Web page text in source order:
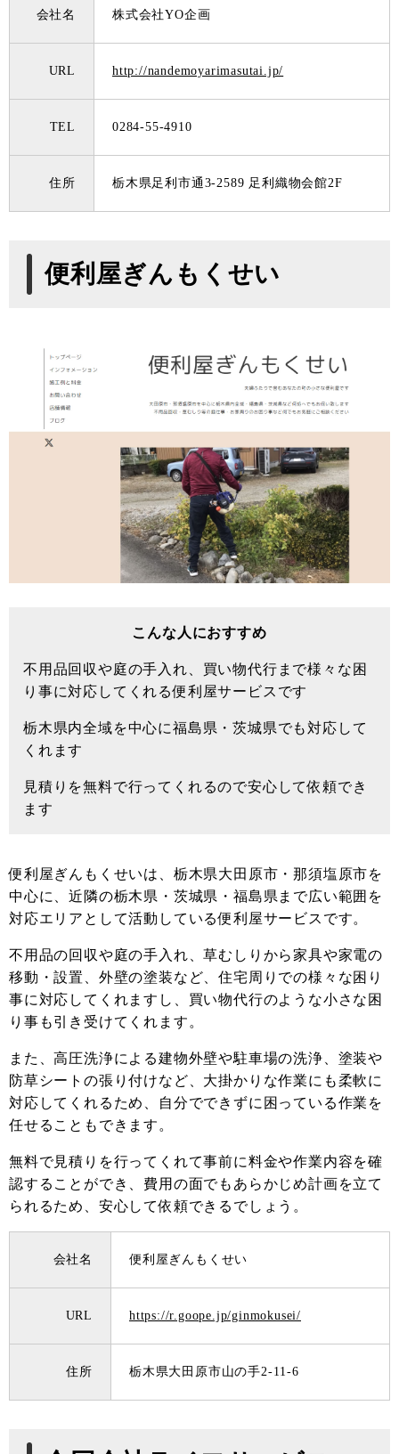
会社名 株式会社YO企画
URL http://nandemoyarimasutai.jp/
TEL 0284-55-4910
住所 栃木県足利市通3-2589 足利織物会館2F
便利屋ぎんもくせい
こんな人におすすめ
不用品回収や庭の手入れ、買い物代行まで様々な困
り事に対応してくれる便利屋サービスです
栃木県内全域を中心に福島県・茨城県でも対応して
くれます
見積りを無料で行ってくれるので安心して依頼でき
ます
便利屋ぎんもくせいは、栃木県大田原市・那須塩原市を
中心に、近隣の栃木県・茨城県・福島県まで広い範囲を
対応エリアとして活動している便利屋サービスです。
不用品の回収や庭の手入れ、草むしりから家具や家電の
移動・設置、外壁の塗装など、住宅周りでの様々な困り
事に対応してくれますし、買い物代行のような小さな困
り事も引き受けてくれます。
また、高圧洗浄による建物外壁や駐車場の洗浄、塗装や
防草シートの張り付けなど、大掛かりな作業にも柔軟に
対応してくれるため、自分でできずに困っている作業を
任せることもできます。
無料で見積りを行ってくれて事前に料金や作業内容を確
認することができ、費用の面でもあらかじめ計画を立て
られるため、安心して依頼できるでしょう。
会社名 便利屋ぎんもくせい
URL https://r.goope.jp/ginmokusei/
住所 栃木県大田原市山の手2-11-6